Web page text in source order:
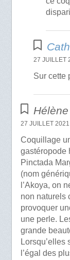
27 JUILLET
Sur cette
27 JUILLET
Coquillage
gastéropode
Pinctada
(nom
l’Akoya, on
non naturels
provoquer
une perle.
grande
Lorsqu’elles
l’égal des